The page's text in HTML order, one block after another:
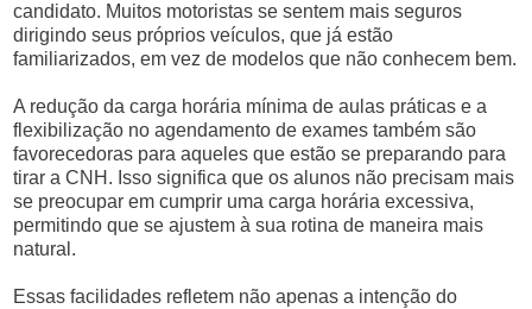
candidato. Muitos motoristas se sentem mais seguros
dirigindo seus próprios veículos, que já estão
familiarizados, em vez de modelos que não conhecem bem.
A redução da carga horária mínima de aulas práticas e a
flexibilização no agendamento de exames também são
favorecedoras para aqueles que estão se preparando para
tirar a CNH. Isso significa que os alunos não precisam mais
se preocupar em cumprir uma carga horária excessiva,
permitindo que se ajustem à sua rotina de maneira mais
natural.
Essas facilidades refletem não apenas a intenção do